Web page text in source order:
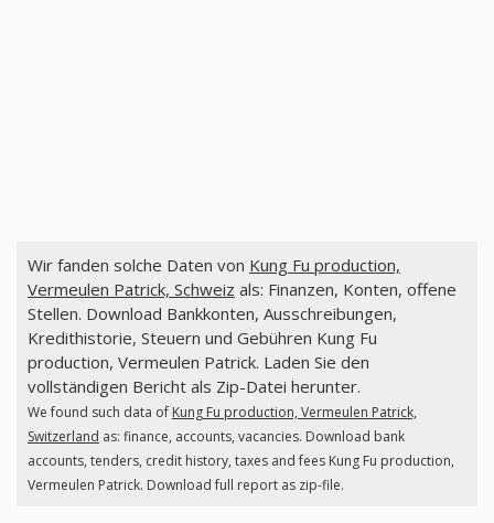
Wir fanden solche Daten von Kung Fu production,
Vermeulen Patrick, Schweiz als: Finanzen, Konten, offene
Stellen. Download Bankkonten, Ausschreibungen,
Kredithistorie, Steuern und Gebühren Kung Fu
production, Vermeulen Patrick. Laden Sie den
vollständigen Bericht als Zip-Datei herunter.
We found such data of Kung Fu production, Vermeulen Patrick,
Switzerland as: finance, accounts, vacancies. Download bank
accounts, tenders, credit history, taxes and fees Kung Fu production,
Vermeulen Patrick. Download full report as zip-file.